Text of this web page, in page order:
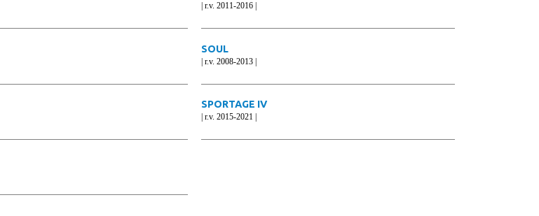
| r.v. 2011-2016 |
SOUL
| r.v. 2008-2013 |
SPORTAGE IV
| r.v. 2015-2021 |